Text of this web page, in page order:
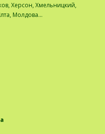
Херсон, Хмельницкий,
Молдова...